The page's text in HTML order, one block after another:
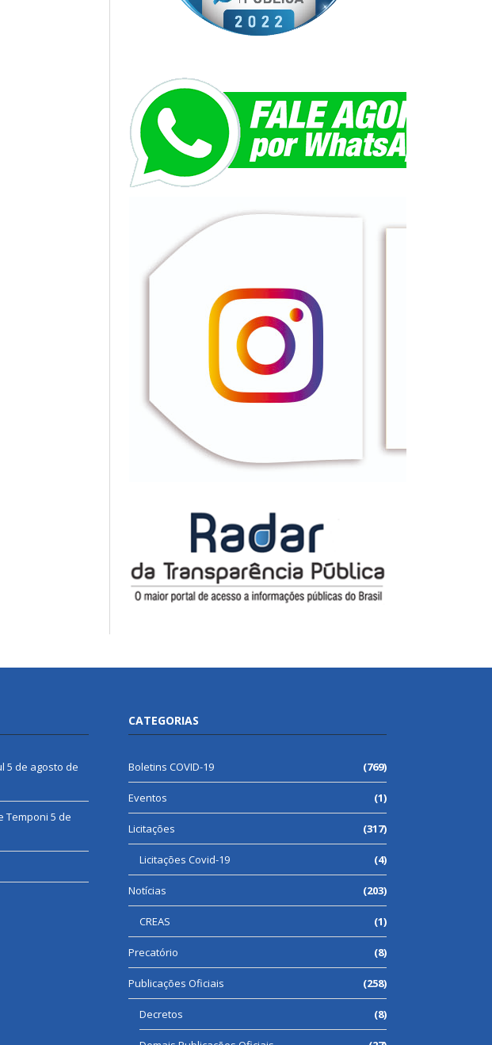
5 de agosto de
Temponi 5 de
CATEGORIAS
Boletins COVID-19 (769)
Eventos (1)
Licitações (317)
Licitações Covid-19 (4)
Notícias (203)
CREAS (1)
Precatório (8)
Publicações Oficiais (258)
Decretos (8)